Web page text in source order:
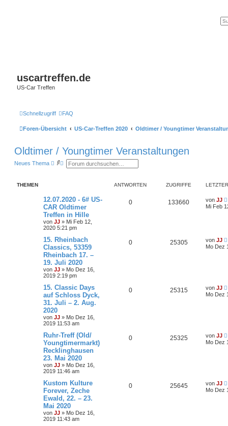
uscartreffen.de
US-Car Treffen
Schnellzugriff FAQ
Foren-Übersicht US-Car-Treffen 2020 Oldtimer / Youngtimer
Oldtimer / Youngtimer Veranstaltungen
Neues Thema
S E
e
r
t
e
S
u
h
e
THEMEN ANTWORTEN ZUGRIFFE
12.07.2020 - 6# US-
CAR Oldtimer
Treffen in Hille
von JJ » Mi Feb 12,
2020 5:21 pm
0 133660 von JJ
Mi Feb
15. Rheinbach
Classics, 53359
Rheinbach 17. –
19. Juli 2020
von JJ » Mo Dez 16,
2019 2:19 pm
0 25305 von JJ
Mo Dez
15. Classic Days
auf Schloss Dyck,
31. Juli – 2. Aug.
2020
von JJ » Mo Dez 16,
2019 11:53 am
0 25315 von JJ
Mo Dez
Ruhr-Treff (Old/
Youngtimermarkt)
Recklinghausen
23. Mai 2020
von JJ » Mo Dez 16,
2019 11:46 am
0 25325 von JJ
Mo Dez
Kustom Kulture
Forever, Zeche
Ewald, 22. – 23.
Mai 2020
von JJ » Mo Dez 16,
2019 11:43 am
0 25645 von JJ
Mo Dez